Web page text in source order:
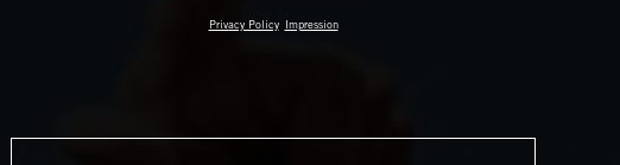
Privacy Policy Impression